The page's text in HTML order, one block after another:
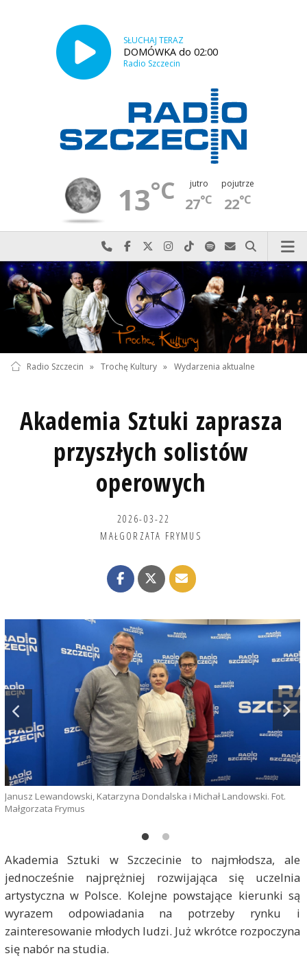
SŁUCHAJ TERAZ
DOMÓWKA do 02:00
Radio Szczecin
13°C jutro
27°C
pojutrze
22°C
Najlepiej po prostu do nas zadzwoń
Odwiedź nas na Facebook-u
Odwiedź nas na X
Odwiedź nas na Instagram-ie
Odwiedź nas na TikTok-u
Szukaj nas na Spotify
Wyślij do nas
Szukaj
Radio Szczecin » Trochę Kultury » Wydarzenia aktualne
Akademia Sztuki zaprasza
przyszłych solistów
operowych
2026-03-22
MAŁGORZATA FRYMUS
Janusz Lewandowski, Katarzyna Dondalska i Michał Landowski. Fot.
Małgorzata Frymus
Akademia Sztuki w Szczecinie to najmłodsza, ale
jednocześnie najprężniej rozwijająca się uczelnia
artystyczna w Polsce. Kolejne powstające kierunki są
wyrazem odpowiadania na potrzeby rynku i
zainteresowanie młodych ludzi. Już wkrótce rozpoczyna
się nabór na studia.